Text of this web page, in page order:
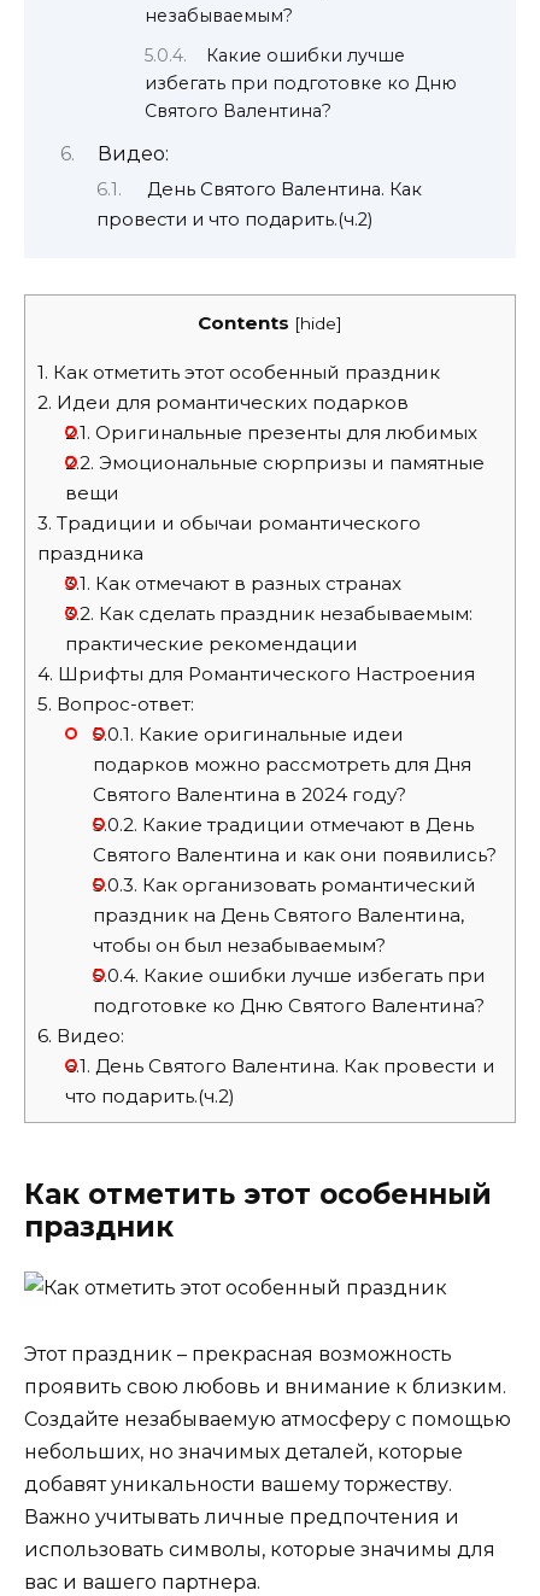
незабываемым?
Какие ошибки лучше
избегать при подготовке ко Дню
Святого Валентина?
Видео:
День Святого Валентина. Как
провести и что подарить.(ч.2)
Contents [hide]
1. Как отметить этот особенный праздник
2. Идеи для романтических подарков
2.1. Оригинальные презенты для любимых
2.2. Эмоциональные сюрпризы и памятные
вещи
3. Традиции и обычаи романтического
праздника
3.1. Как отмечают в разных странах
3.2. Как сделать праздник незабываемым:
практические рекомендации
4. Шрифты для Романтического Настроения
5. Вопрос-ответ:
5.0.1. Какие оригинальные идеи
подарков можно рассмотреть для Дня
Святого Валентина в 2024 году?
5.0.2. Какие традиции отмечают в День
Святого Валентина и как они появились?
5.0.3. Как организовать романтический
праздник на День Святого Валентина,
чтобы он был незабываемым?
5.0.4. Какие ошибки лучше избегать при
подготовке ко Дню Святого Валентина?
6. Видео:
6.1. День Святого Валентина. Как провести и
что подарить.(ч.2)
Как отметить этот особенный
праздник
Этот праздник – прекрасная возможность
проявить свою любовь и внимание к близким.
Создайте незабываемую атмосферу с помощью
небольших, но значимых деталей, которые
добавят уникальности вашему торжеству.
Важно учитывать личные предпочтения и
использовать символы, которые значимы для
вас и вашего партнера.